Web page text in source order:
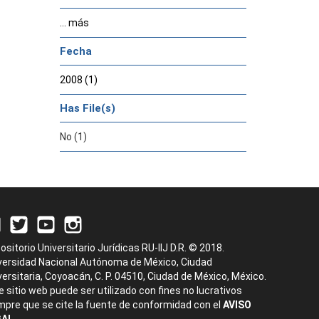
... más
Fecha
2008 (1)
Has File(s)
No (1)
Universitario Jurídicas RU-IIJ D.R. © 2018.
Nacional Autónoma de México, Ciudad
Coyoacán, C. P. 04510, Ciudad de México, México.
sitio web puede ser utilizado con fines no lucrativos
que se cite la fuente de conformidad con el AVISO